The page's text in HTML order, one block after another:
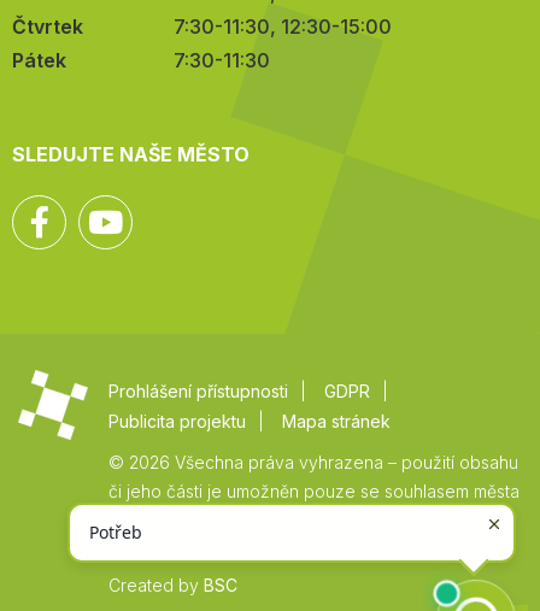
Čtvrtek
7:30-11:30, 12:30-15:00
Pátek
7:30-11:30
SLEDUJTE NAŠE MĚSTO
Facebook
Prohlášení přístupnosti
GDPR
Publicita projektu
Mapa stránek
© 2026 Všechna práva vyhrazena – použití obsahu
či jeho části je umožněn pouze se souhlasem města
Vysoké Mýto.
Created by BSC